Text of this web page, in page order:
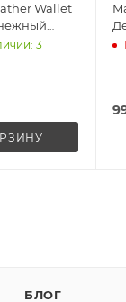
Wallet
: 3
БЛОГ